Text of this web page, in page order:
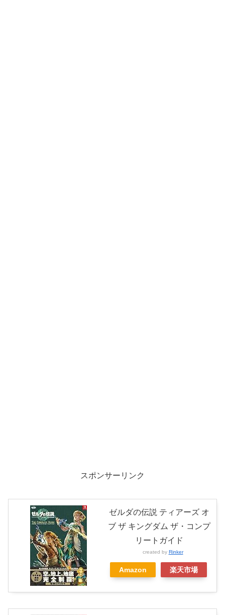
スポンサーリンク
ゼルダの伝説 ティアーズ オ
ブ ザ キングダム ザ・コンプ
リートガイド
created by Rinker
Amazon 楽天市場